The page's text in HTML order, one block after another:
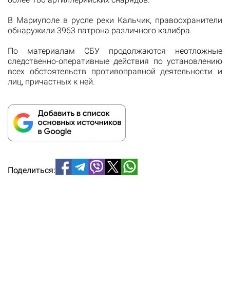
В Мариуполе в русле реки Кальчик, правоохранители
обнаружили 3963 патрона различного калибра.
По материалам СБУ продолжаются неотложные
следственно-оперативные действия по установлению
всех обстоятельств противоправной деятельности и
лиц, причастных к ней.
Поделиться: